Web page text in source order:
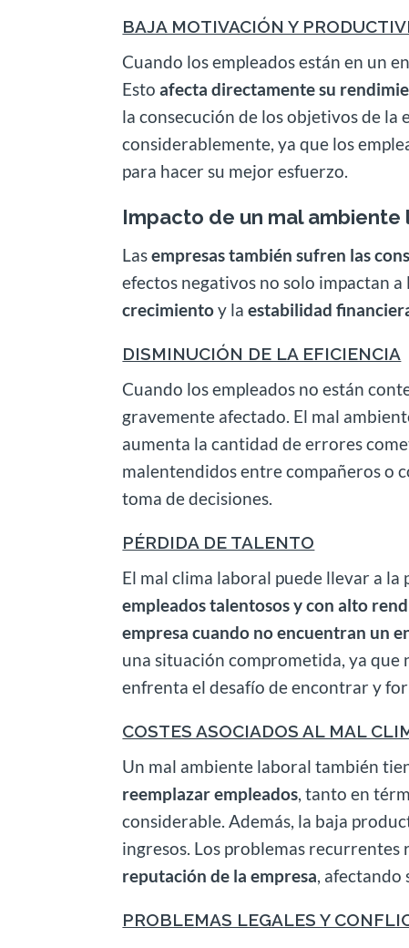
BAJA MOTIVACIÓN Y
Cuando los empleados están en un
Estoafecta directamente su
la consecución de los objetivos de la
considerablemente, ya que los
para hacer su mejor esfuerzo.
Impacto de un mal
Lasempresas también sufren las
efectos negativos no solo impactan
crecimientoy laestabilidad
DISMINUCIÓN DE LA EFICIENCIA
Cuando los empleados no están
gravemente afectado. El mal
aumenta la cantidad de errores
malentendidos entre compañeros o
toma de decisiones.
PÉRDIDA DE TALENTO
El mal clima laboral puede llevar a
empleados talentosos y con alto
empresa cuando no encuentran un
una situación comprometida, ya que
enfrenta el desafío de encontrar y
COSTES ASOCIADOS AL MAL
Un mal ambiente laboral también
reemplazar empleados, tanto en
considerable. Además, la baja
ingresos. Los problemas
reputación de la empresa, afectando
PROBLEMAS LEGALES Y